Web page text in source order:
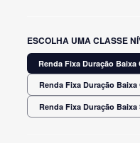
ESCOLHA UMA CLASSE
Renda Fixa Duração
Renda Fixa Duração
Renda Fixa Duração Baixa